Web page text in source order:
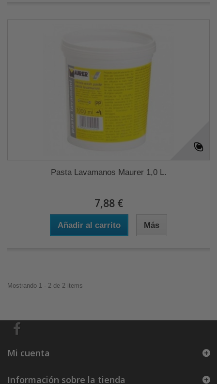
Pasta Lavamanos Maurer 1,0 L.
7,88 €
Añadir al carrito Más
Mostrando 1 - 2 de 2 items
Mi cuenta
Información sobre la tienda